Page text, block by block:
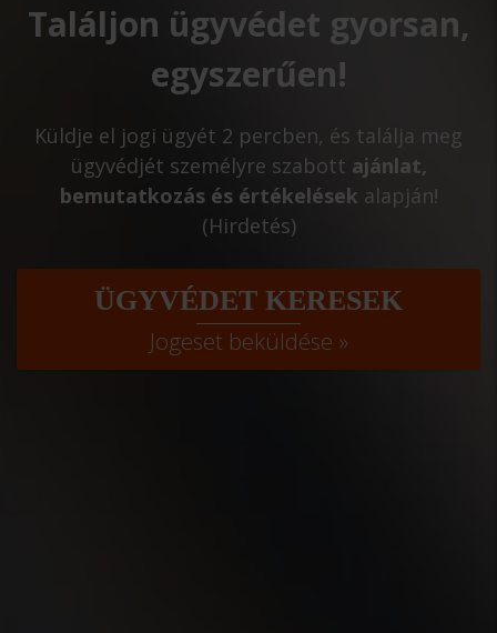
Találjon ügyvédet gyorsan,
egyszerűen!
Küldje el jogi ügyét 2 percben, és találja meg
ügyvédjét személyre szabott ajánlat,
bemutatkozás és értékelések alapján!
(Hirdetés)
ÜGYVÉDET KERESEK
Jogeset beküldése »